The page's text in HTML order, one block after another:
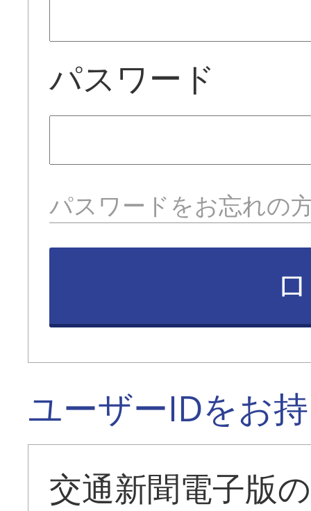
パスワード
パスワードをお忘れの
ユーザーIDをお
交通新聞電子版